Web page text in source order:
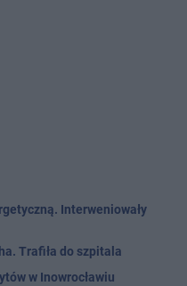
Interweniowały
Trafiła do szpitala
w Inowrocławiu